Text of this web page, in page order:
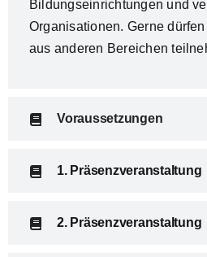
Bildungseinrichtungen und
Organisationen. Gerne
aus anderen Bereichen
Voraussetzungen
1. Präsenzveranstaltung
2. Präsenzveranstaltung